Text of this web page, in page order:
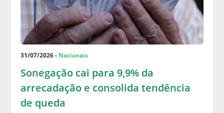
31/07/2026 - Nacionais
Sonegação cai para 9,9% da
arrecadação e consolida tendência
de queda